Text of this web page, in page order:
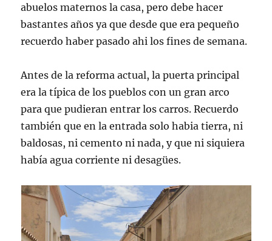
abuelos maternos la casa, pero debe hacer
bastantes años ya que desde que era pequeño
recuerdo haber pasado ahi los fines de semana.
Antes de la reforma actual, la puerta principal
era la típica de los pueblos con un gran arco
para que pudieran entrar los carros. Recuerdo
también que en la entrada solo habia tierra, ni
baldosas, ni cemento ni nada, y que ni siquiera
había agua corriente ni desagües.